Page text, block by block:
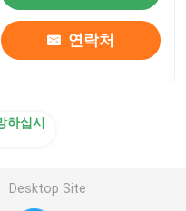
연락처
하십시
Desktop Site